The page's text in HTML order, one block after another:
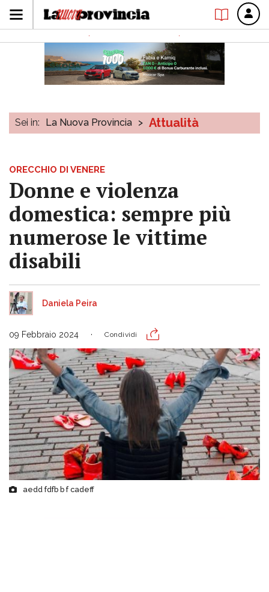
Sei in: La Nuova Provincia > Attualità
ORECCHIO DI VENERE
Donne e violenza
domestica: sempre più
numerose le vittime
disabili
Daniela Peira
09 Febbraio 2024 Condividi
aedd fdfb b f cadeff